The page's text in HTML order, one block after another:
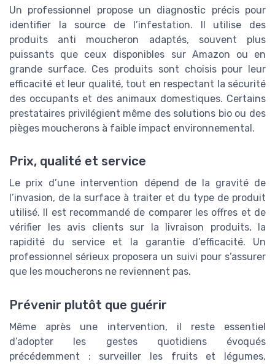
Un professionnel propose un diagnostic précis pour
identifier la source de l’infestation. Il utilise des
produits anti moucheron adaptés, souvent plus
puissants que ceux disponibles sur Amazon ou en
grande surface. Ces produits sont choisis pour leur
efficacité et leur qualité, tout en respectant la sécurité
des occupants et des animaux domestiques. Certains
prestataires privilégient même des solutions bio ou des
pièges moucherons à faible impact environnemental.
Prix, qualité et service
Le prix d’une intervention dépend de la gravité de
l’invasion, de la surface à traiter et du type de produit
utilisé. Il est recommandé de comparer les offres et de
vérifier les avis clients sur la livraison produits, la
rapidité du service et la garantie d’efficacité. Un
professionnel sérieux proposera un suivi pour s’assurer
que les moucherons ne reviennent pas.
Prévenir plutôt que guérir
Même après une intervention, il reste essentiel
d’adopter les gestes quotidiens évoqués
précédemment : surveiller les fruits et légumes,